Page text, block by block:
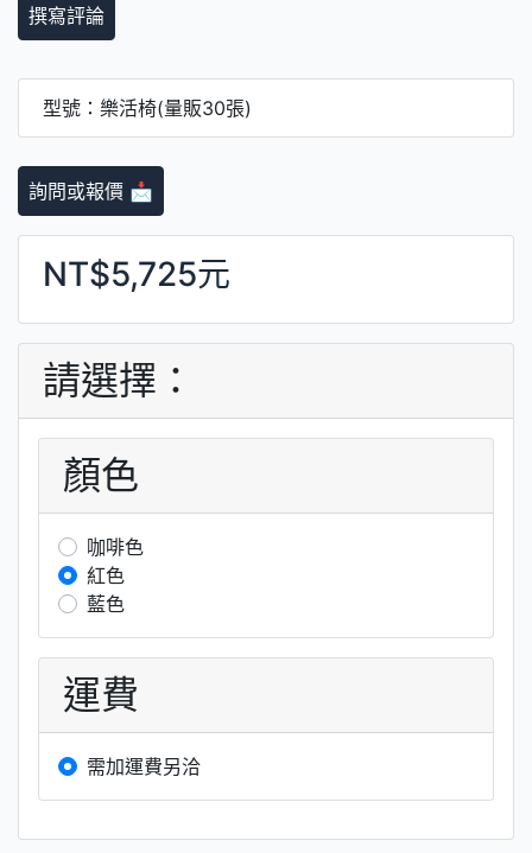
撰寫評論
型號：樂活椅(量販30張)
詢問或報價 📩
NT$5,725元
請選擇：
顏色
咖啡色
紅色
藍色
運費
需加運費另洽